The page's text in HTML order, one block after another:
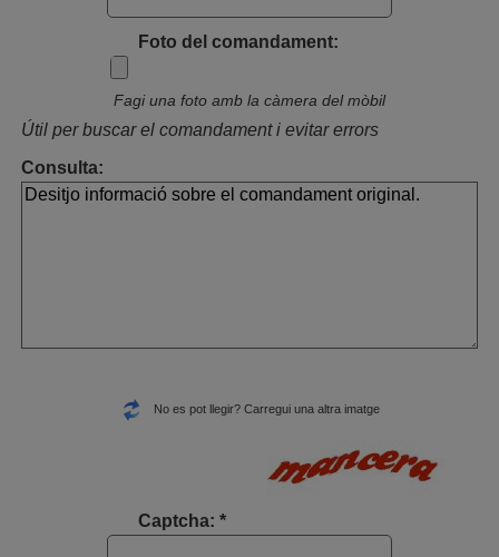
Foto del comandament:
Fagi una foto amb la càmera del mòbil
Útil per buscar el comandament i evitar errors
Consulta:
No es pot llegir? Carregui una altra imatge
Captcha: *